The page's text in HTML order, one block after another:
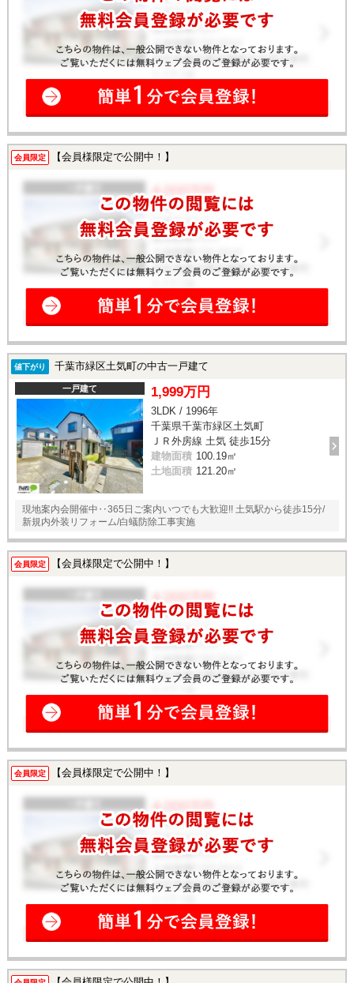
会員限定 【会員様限定で公開中！】
値下がり 千葉市緑区土気町の中古一戸建て
一戸建て 1,999万円
3LDK / 1996年
千葉県千葉市緑区土気町
ＪＲ外房線 土気 徒歩15分
建物面積 100.19㎡
土地面積 121.20㎡
現地案内会開催中‥365日ご案内いつでも大歓迎!! 土気駅から徒歩15分/
新規内外装リフォーム/白蟻防除工事実施
会員限定 【会員様限定で公開中！】
会員限定 【会員様限定で公開中！】